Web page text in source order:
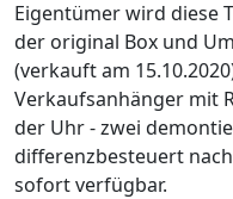
Eigentümer wird diese
der original Box und
(verkauft am
Verkaufsanhänger mit
der Uhr - zwei
differenzbesteuert
sofort verfügbar.